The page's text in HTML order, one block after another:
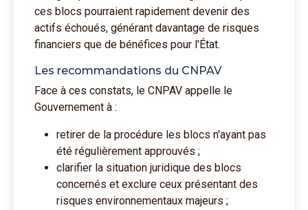
ces blocs pourraient rapidement devenir des
actifs échoués, générant davantage de risques
financiers que de bénéfices pour l'État.
Les recommandations du CNPAV
Face à ces constats, le CNPAV appelle le
Gouvernement à :
retirer de la procédure les blocs n'ayant pas
été régulièrement approuvés ;
clarifier la situation juridique des blocs
concernés et exclure ceux présentant des
risques environnementaux majeurs ;